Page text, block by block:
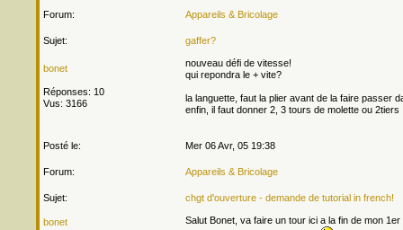
Forum: Appareils & Bricolage
Sujet: gaffer?
bonet
Réponses: 10
Vus: 3166
nouveau défi de vitesse!
qui repondra le + vite?
la languette, faut la plier avant de la faire passer
enfin, il faut donner 2, 3 tours de molette ou 2tiers
Posté le: Mer 06 Avr, 05 19:38
Forum: Appareils & Bricolage
Sujet: chgt d'ouverture - demande de tutorial in french!
bonet
Salut Bonet, va faire un tour ici a la fin de mon